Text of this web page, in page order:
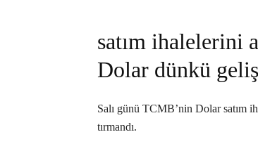
satım ihalelerini
Dolar dünkü
Salı günü TCMB’nin Dolar satım
tırmandı.